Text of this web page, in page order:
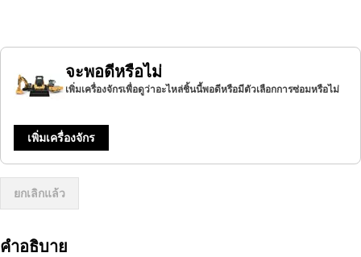
จะพอดีหรือไม่
เพิ่มเครื่องจักรเพื่อดูว่าอะไหล่ชิ้นนี้พอดีหรือมีตัวเลือกการซ่อมหรือไม่
เพิ่มเครื่องจักร
ยกเลิกแล้ว
คำอธิบาย